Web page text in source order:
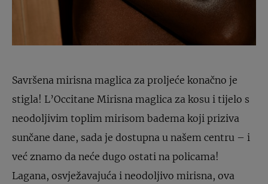
Savršena mirisna maglica za proljeće konačno je
stigla! L’Occitane Mirisna maglica za kosu i tijelo s
neodoljivim toplim mirisom badema koji priziva
sunčane dane, sada je dostupna u našem centru – i
već znamo da neće dugo ostati na policama!
Lagana, osvježavajuća i neodoljivo mirisna, ova